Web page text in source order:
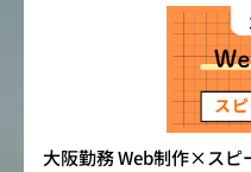
大阪勤務 Web制作×スピ